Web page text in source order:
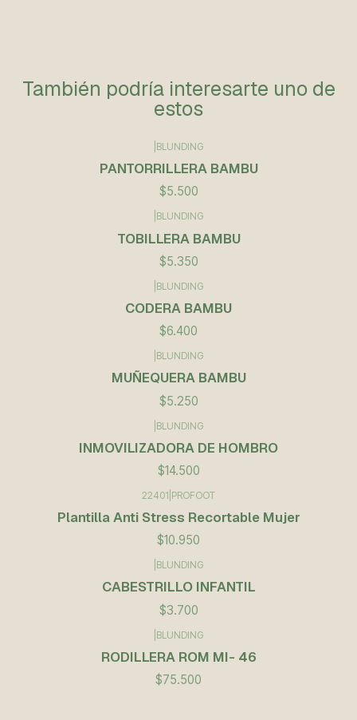
También podría interesarte uno de
estos
BLUNDING
PANTORRILLERA BAMBU
$5.500
BLUNDING
TOBILLERA BAMBU
$5.350
BLUNDING
CODERA BAMBU
$6.400
BLUNDING
MUÑEQUERA BAMBU
$5.250
BLUNDING
INMOVILIZADORA DE HOMBRO
$14.500
22401 PROFOOT
Plantilla Anti Stress Recortable Mujer
$10.950
BLUNDING
CABESTRILLO INFANTIL
$3.700
BLUNDING
RODILLERA ROM MI- 46
$75.500